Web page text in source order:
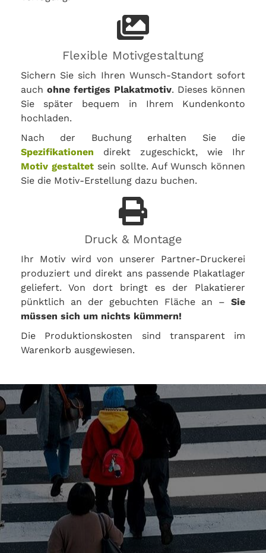
Flexible Motivgestaltung
Sichern Sie sich Ihren Wunsch-Standort sofort
auch ohne fertiges Plakatmotiv. Dieses können
Sie später bequem in Ihrem Kundenkonto
hochladen.
Nach der Buchung erhalten Sie die
Spezifikationen direkt zugeschickt, wie Ihr
Motiv gestaltet sein sollte. Auf Wunsch können
Sie die Motiv-Erstellung dazu buchen.
Druck & Montage
Ihr Motiv wird von unserer Partner-Druckerei
produziert und direkt ans passende Plakatlager
geliefert. Von dort bringt es der Plakatierer
pünktlich an der gebuchten Fläche an – Sie
müssen sich um nichts kümmern!
Die Produktionskosten sind transparent im
Warenkorb ausgewiesen.